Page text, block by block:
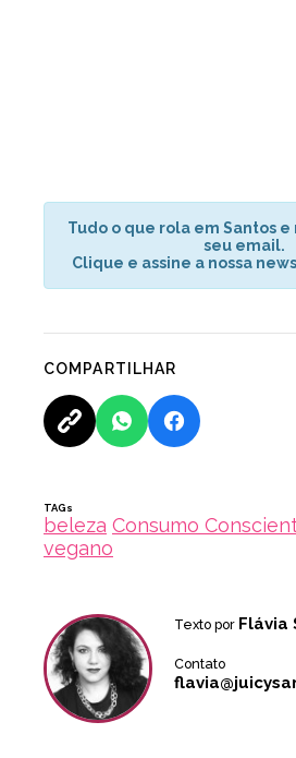
Tudo o que rola em Santos
seu email.
Clique e assine a nossa
COMPARTILHAR
TAGs
beleza Consumo
vegano
Texto por Flávia
Contato